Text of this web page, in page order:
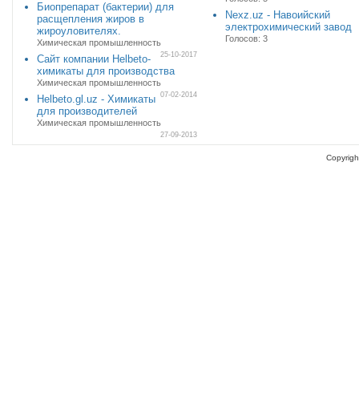
Биопрепарат (бактерии) для
расщепления жиров в
жироуловителях.
Химическая промышленность
25-10-2017
Сайт компании Helbeto-
химикаты для производства
Химическая промышленность
07-02-2014
Helbeto.gl.uz - Химикаты
для производителей
Химическая промышленность
27-09-2013
Nexz.uz - Навоийский
электрохимический завод
Голосов: 3